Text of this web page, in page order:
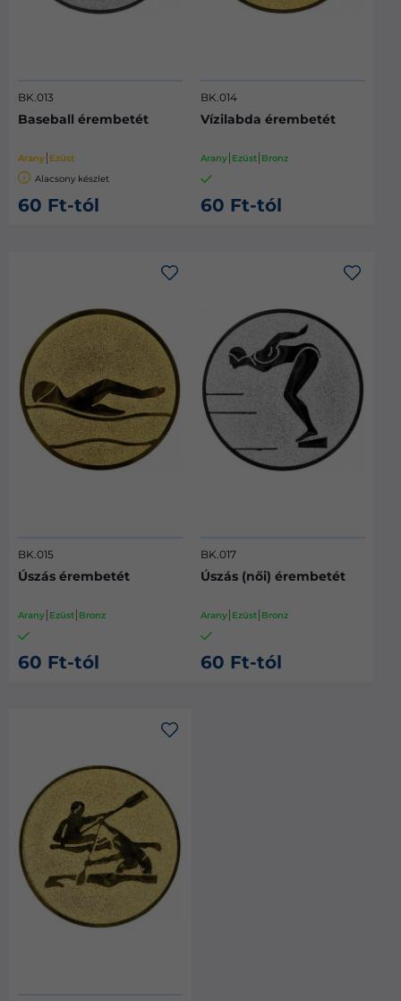
BK.013
Baseball érembetét
Arany Ezüst
Alacsony készlet
60 Ft-tól
BK.014
Vízilabda érembetét
Arany Ezüst Bronz
60 Ft-tól
BK.015
Úszás érembetét
Arany Ezüst Bronz
60 Ft-tól
BK.017
Úszás (női) érembetét
Arany Ezüst Bronz
60 Ft-tól